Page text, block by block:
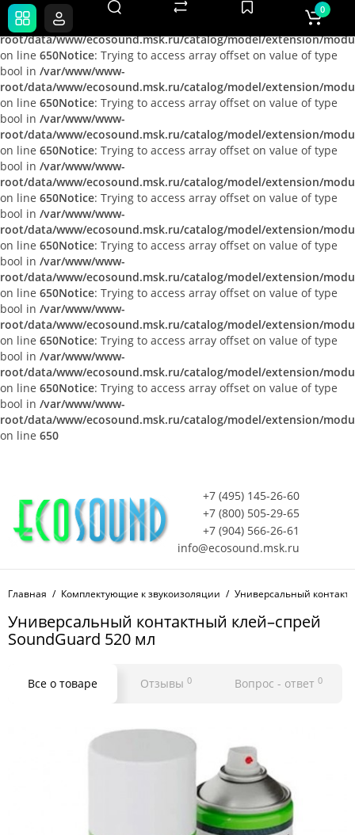
Notice: Trying to access array offset on value of type bool in
/var/www/www-
root/data/www/ecosound.msk.ru/catalog/model/extension/
on line 650Notice: Trying to access array offset on value of type
bool in /var/www/www-
root/data/www/ecosound.msk.ru/catalog/model/extension/
on line 650Notice: Trying to access array offset on value of type
bool in /var/www/www-
root/data/www/ecosound.msk.ru/catalog/model/extension/
on line 650Notice: Trying to access array offset on value of type
bool in /var/www/www-
root/data/www/ecosound.msk.ru/catalog/model/extension/
on line 650Notice: Trying to access array offset on value of type
bool in /var/www/www-
root/data/www/ecosound.msk.ru/catalog/model/extension/
on line 650Notice: Trying to access array offset on value of type
bool in /var/www/www-
root/data/www/ecosound.msk.ru/catalog/model/extension/
on line 650Notice: Trying to access array offset on value of type
bool in /var/www/www-
root/data/www/ecosound.msk.ru/catalog/model/extension/
on line 650Notice: Trying to access array offset on value of type
bool in /var/www/www-
root/data/www/ecosound.msk.ru/catalog/model/extension/
on line 650Notice: Trying to access array offset on value of type
bool in /var/www/www-
root/data/www/ecosound.msk.ru/catalog/model/extension/
on line 650
+7 (495) 145-26-60
+7 (800) 505-29-65
+7 (904) 566-26-61
info@ecosound.msk.ru
0
Главная Комплектующие к звукоизоляции Универсальный
Универсальный контактный клей–спрей
SoundGuard 520 мл
Все о товаре Отзывы 0 Вопрос - ответ 0